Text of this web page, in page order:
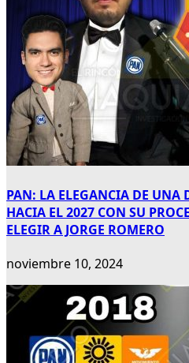
PAN: LA ELEGANCIA DE UNA
HACIA EL 2027 CON SU
ELEGIR A JORGE ROMERO
noviembre 10, 2024